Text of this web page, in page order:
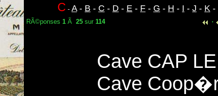
C - A- B - C - D - E - F - G - H - I - J - K -
RÃ©ponses 1 Ã 25 sur 114 ·
Cave CAP
Cave